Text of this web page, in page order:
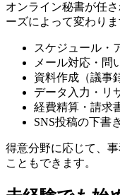
オンライン秘書が任
ーズによって変わり
スケジュール・
メール対応・問
資料作成（議事
データ入力・リ
経費精算・請求
SNS投稿の下書
得意分野に応じて、
こともできます。